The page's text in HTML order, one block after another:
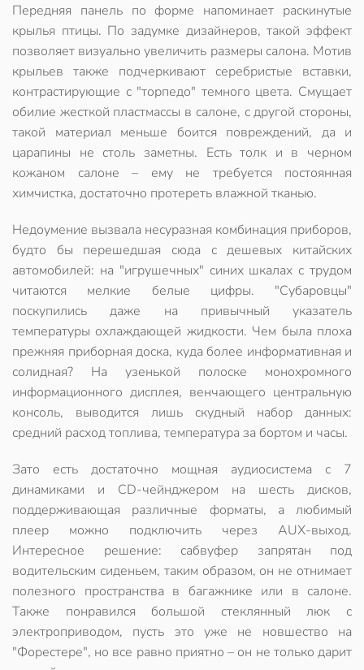
Передняя панель по форме напоминает раскинутые
крылья птицы. По задумке дизайнеров, такой эффект
позволяет визуально увеличить размеры салона. Мотив
крыльев также подчеркивают серебристые вставки,
контрастирующие с "торпедо" темного цвета. Смущает
обилие жесткой пластмассы в салоне, с другой стороны,
такой материал меньше боится повреждений, да и
царапины не столь заметны. Есть толк и в черном
кожаном салоне – ему не требуется постоянная
химчистка, достаточно протереть влажной тканью.
Недоумение вызвала несуразная комбинация приборов,
будто бы перешедшая сюда с дешевых китайских
автомобилей: на "игрушечных" синих шкалах с трудом
читаются мелкие белые цифры. "Субаровцы"
поскупились даже на привычный указатель
температуры охлаждающей жидкости. Чем была плоха
прежняя приборная доска, куда более информативная и
солидная? На узенькой полоске монохромного
информационного дисплея, венчающего центральную
консоль, выводится лишь скудный набор данных:
средний расход топлива, температура за бортом и часы.
Зато есть достаточно мощная аудиосистема с 7
динамиками и CD-чейнджером на шесть дисков,
поддерживающая различные форматы, а любимый
плеер можно подключить через AUX-выход.
Интересное решение: сабвуфер запрятан под
водительским сиденьем, таким образом, он не отнимает
полезного пространства в багажнике или в салоне.
Также понравилсябольшой стеклянный люк с
электроприводом, пусть это уже не новшество на
"Форестере", но все равно приятно – он не только дарит